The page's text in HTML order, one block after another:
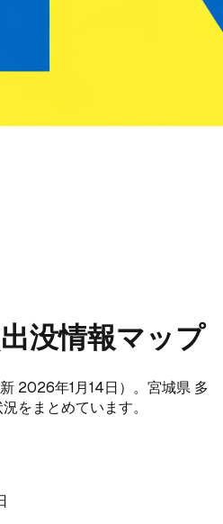
没情報マップ
2026年1月14日）。宮城県 多
をまとめています。